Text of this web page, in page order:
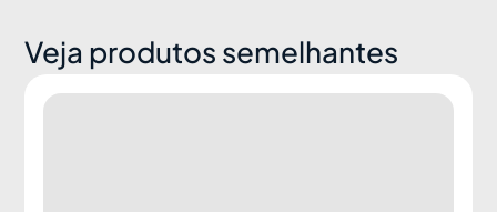
Veja produtos semelhantes